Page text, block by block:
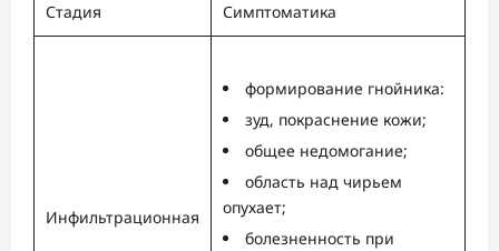
Стадия Симптоматика
Инфильтрационная
формирование гнойника:
зуд, покраснение кожи;
общее недомогание;
область над чирьем
опухает;
болезненность при